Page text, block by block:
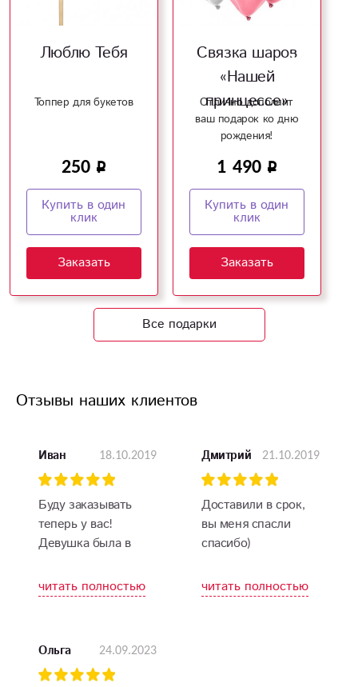
Люблю Тебя
Топпер для букетов
250
Купить в один
клик
Заказать
Связка шаров
«Нашей
принцессе»
Отлично дополнит
ваш подарок ко дню
рождения!
1 490
Купить в один
клик
Заказать
Все подарки
Отзывы наших клиентов
Иван 18.10.2019
Буду заказывать
теперь у вас!
Девушка была в
роз!
читать полностью
Дмитрий 21.10.2019
Доставили в срок,
вы меня спасли
спасибо)
читать полностью
Ольга 24.09.2023